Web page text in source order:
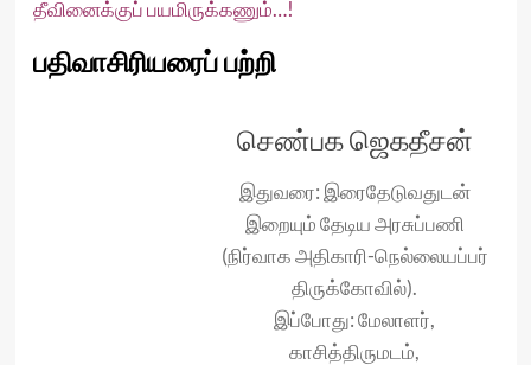
தீவினைக்குப் பயமிருக்கணும்…!
பதிவாசிரியரைப் பற்றி
செண்பக ஜெகதீசன்
இதுவரை: இரைதேடுவதுடன்
இறையும் தேடிய அரசுப்பணி
(நிர்வாக அதிகாரி-நெல்லையப்பர்
திருக்கோவில்).
இப்போது: மேலாளர்,
காசித்திருமடம்,